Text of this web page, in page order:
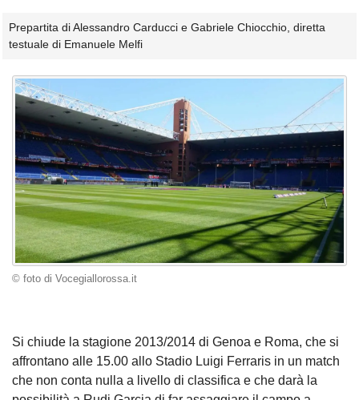
Prepartita di Alessandro Carducci e Gabriele Chiocchio, diretta
testuale di Emanuele Melfi
© foto di Vocegiallorossa.it
Si chiude la stagione 2013/2014 di Genoa e Roma, che si
affrontano alle 15.00 allo Stadio Luigi Ferraris in un match
che non conta nulla a livello di classifica e che darà la